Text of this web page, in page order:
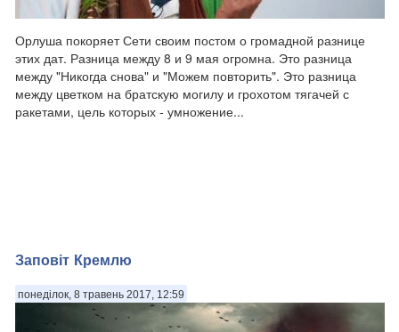
Орлуша покоряет Сети своим постом о громадной разнице
этих дат. Разница между 8 и 9 мая огромна. Это разница
между "Никогда снова" и "Можем повторить". Это разница
между цветком на братскую могилу и грохотом тягачей с
ракетами, цель которых - умножение...
Заповіт Кремлю
понеділок, 8 травень 2017, 12:59